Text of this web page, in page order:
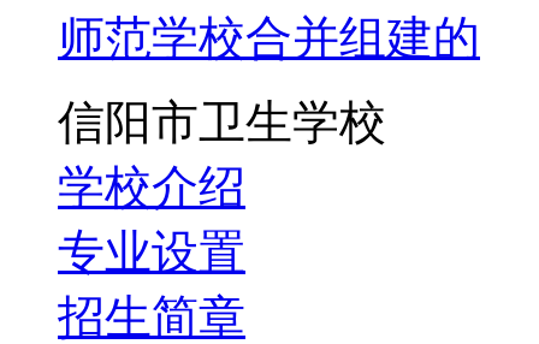
师范学校合并组建的
信阳市卫生学校
学校介绍
专业设置
招生简章